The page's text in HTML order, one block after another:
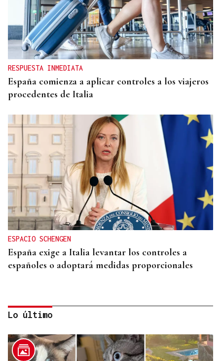
RESPUESTA INMEDIATA
España comienza a aplicar controles a los viajeros
procedentes de Italia
ESPACIO SCHENGEN
España exige a Italia levantar los controles a
españoles o adoptará medidas proporcionales
Lo último